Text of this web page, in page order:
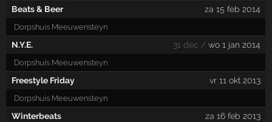
Beats & Beer za 15 feb 2014
Dorpshuis Meeuwensteyn
N.Y.E. 31 dec /wo 1 jan 2014
Dorpshuis Meeuwensteyn
Freestyle Friday vr 11 okt 2013
Dorpshuis Meeuwensteyn
Winterbeats za 16 feb 2013